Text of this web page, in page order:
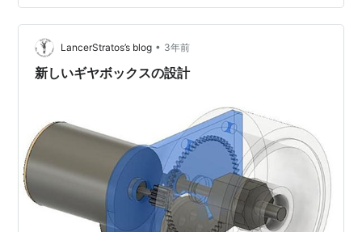
バルのカップを叩く音ではないかと言われ、なるほどと
思って設定してみると確かにそれっぽいですが、色々加
工するもなかなか本物に近づきません。音って難しいで
す。近いうちに中古のギター探しに行こう…
LancerStratos’s blog • 3年前
新しいギヤボックスの設計